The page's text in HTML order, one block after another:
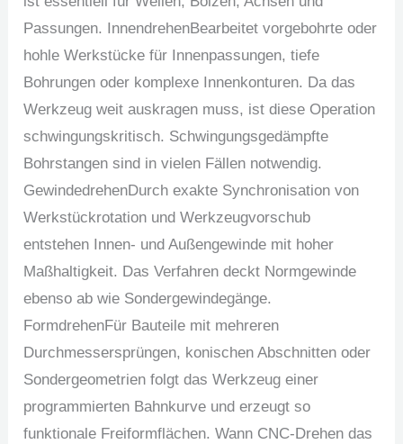
Passungen. InnendrehenBearbeitet vorgebohrte oder
hohle Werkstücke für Innenpassungen, tiefe
Bohrungen oder komplexe Innenkonturen. Da das
Werkzeug weit auskragen muss, ist diese Operation
schwingungskritisch. Schwingungsgedämpfte
Bohrstangen sind in vielen Fällen notwendig.
GewindedrehenDurch exakte Synchronisation von
Werkstückrotation und Werkzeugvorschub
entstehen Innen- und Außengewinde mit hoher
Maßhaltigkeit. Das Verfahren deckt Normgewinde
ebenso ab wie Sondergewindegänge.
FormdrehenFür Bauteile mit mehreren
Durchmessersprüngen, konischen Abschnitten oder
Sondergeometrien folgt das Werkzeug einer
programmierten Bahnkurve und erzeugt so
funktionale Freiformflächen. Wann CNC-Drehen das